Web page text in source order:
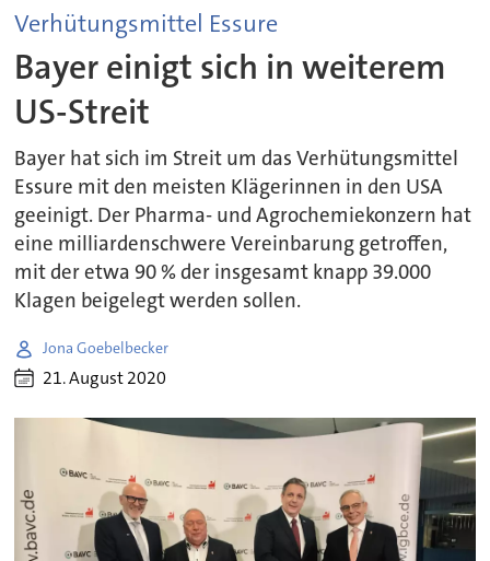
Verhütungsmittel Essure
Bayer einigt sich in weiterem
US-Streit
Bayer hat sich im Streit um das Verhütungsmittel
Essure mit den meisten Klägerinnen in den USA
geeinigt. Der Pharma- und Agrochemiekonzern hat
eine milliardenschwere Vereinbarung getroffen,
mit der etwa 90 % der insgesamt knapp 39.000
Klagen beigelegt werden sollen.
Jona Goebelbecker
21. August 2020